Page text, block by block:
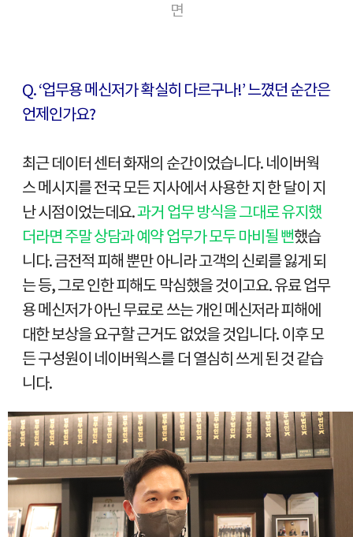
면
Q. ‘업무용 메신저가 확실히 다르구나!’ 느꼈던 순간은
언제인가요?
최근 데이터 센터 화재의 순간이었습니다. 네이버웍
스 메시지를 전국 모든 지사에서 사용한 지 한 달이 지
난 시점이었는데요.과거 업무 방식을 그대로 유지했
더라면 주말 상담과 예약 업무가 모두 마비될 뻔했습
니다. 금전적 피해 뿐만 아니라 고객의 신뢰를 잃게 되
는 등, 그로 인한 피해도 막심했을 것이고요. 유료 업무
용 메신저가 아닌 무료로 쓰는 개인 메신저라 피해에
대한 보상을 요구할 근거도 없었을 것입니다. 이후 모
든 구성원이 네이버웍스를 더 열심히 쓰게 된 것 같습
니다.